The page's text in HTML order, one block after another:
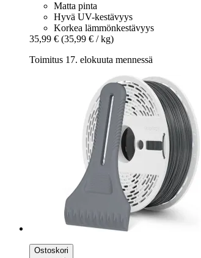
Matta pinta
Hyvä UV-kestävyys
Korkea lämmönkestävyys
35,99 € (35,99 € / kg)
Toimitus 17. elokuuta mennessä
Ostoskori